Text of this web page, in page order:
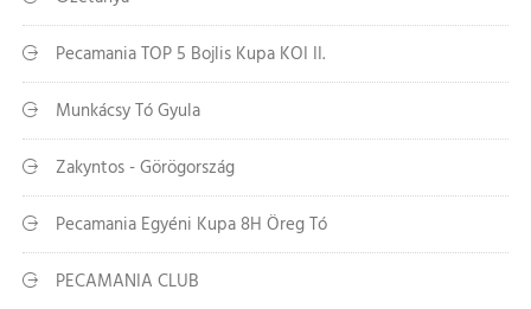
Pecamania TOP 5 Bojlis Kupa KOI II.
Munkácsy Tó Gyula
Zakyntos - Görögország
Pecamania Egyéni Kupa 8H Öreg Tó
PECAMANIA CLUB